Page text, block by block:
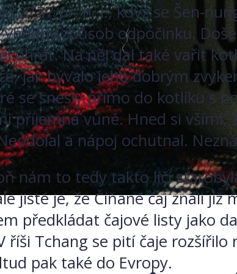
2737 př. n. l., když se Šen-
způsob odpočinku.
ohřát. Na něj dal také vařit
jak bývalo jeho dobrým
se snesly přímo do kotlíku s
příjemná vůně. Hned si
a nápoj ochutnal.
nám to tedy takto líčí
jisté je, že Číňané čaj znali
předkládat čajové listy jako
říši Tchang se pití čaje
pak také do Evropy.